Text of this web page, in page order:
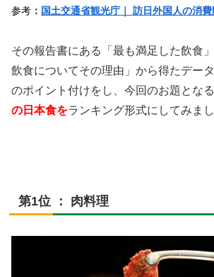
参考 ： 国土交通省観光庁｜ 訪日外国人の消費
その報告書にある「最も満足した飲食
飲食についてその理由」から得たデー
のポイント付けをし、今回のお題となる
の日本食をランキング形式にしてみまし
第1位 ： 肉料理